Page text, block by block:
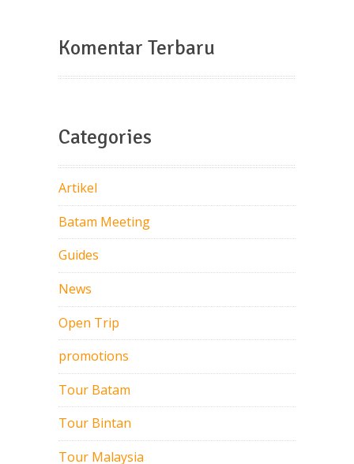
Komentar Terbaru
Categories
Artikel
Batam Meeting
Guides
News
Open Trip
promotions
Tour Batam
Tour Bintan
Tour Malaysia